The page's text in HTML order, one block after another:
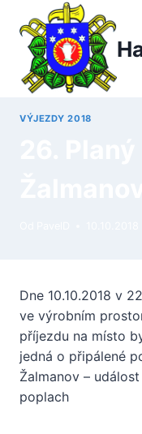
Přeskočit
obsah
VÝJEZDY 2018
Dne 10.10.2018 v
ve výrobním
příjezdu na místo
jedná o připálené
Žalmanov –
poplach